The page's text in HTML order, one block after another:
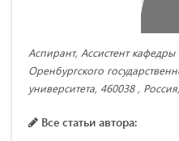
Аспирант, Ассистент
Оренбургского
университета, 460038 ,
Все статьи автора: